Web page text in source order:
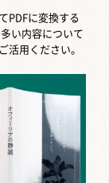
PDFに変換する
い内容について
活用ください。